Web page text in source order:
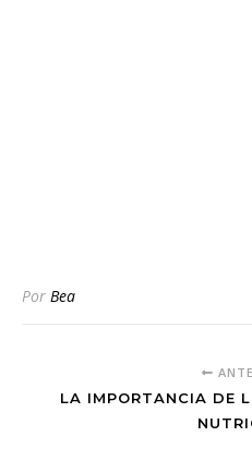
Por Bea
LA IMPORTANCIA DE